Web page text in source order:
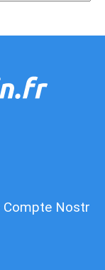
Compte Nostr